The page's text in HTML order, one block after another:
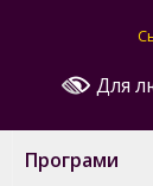
Для
Програми